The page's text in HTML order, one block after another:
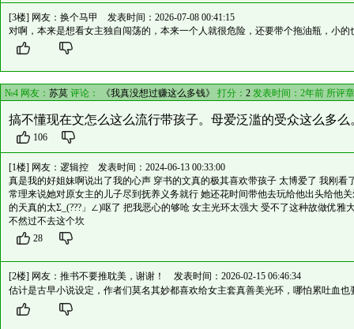
[3楼] 网友： 换个马甲
发表时间：2026-07-08 00:41:15
对啊，本来是想看女主独自闯荡的，本来一个人就很危险，还要带个拖油瓶，小
№4 网友： 苏莫 评论： 《我真没想过赚这么多钱》 打分： 2 发表时间：2年前 所评
搞不懂现在文怎么这么流行带孩子。母爱泛滥的受众这么多么
106
[1楼] 网友： 逻辑控 发表时间：2024-06-13 00:33:00
真是我的好姐妹啊说出了我的心声 穿书的文真的极其喜欢带孩子 太博爱了 我刚
常理来说她对原女主的儿子尽到抚养义务就行 她还花时间带他去玩给他出头给他
的天真的太Σ_(???」∠)呕了 把我恶心的够呛 女主光环太强大 受不了这种故做优
不然过不去这个坎
28
[2楼] 网友： 推书不要推耽美，谢谢！
发表时间：2026-02-15 06:46:34
估计是古早小说设定，作者们莫名其妙都喜欢给女主套真善美光环，哪怕累吐血也